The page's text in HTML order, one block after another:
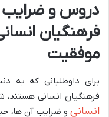
دروس و ضرایب
فرهنگیان
موفقیت
برای داوطلبانی که به
فرهنگیان انسانی هستند،
انسانی و ضرایب آن ها،